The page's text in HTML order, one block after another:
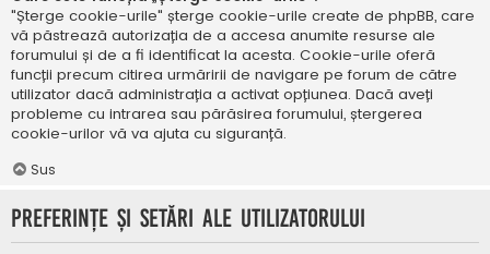
"Șterge cookie-urile" șterge cookie-urile create de phpBB, care
vă păstrează autorizația de a accesa anumite resurse ale
forumului și de a fi identificat la acesta. Cookie-urile oferă
funcții precum citirea urmăririi de navigare pe forum de către
utilizator dacă administrația a activat opțiunea. Dacă aveți
probleme cu intrarea sau părăsirea forumului, ștergerea
cookie-urilor vă va ajuta cu siguranță.
Sus
Preferințe și setări ale utilizatorului